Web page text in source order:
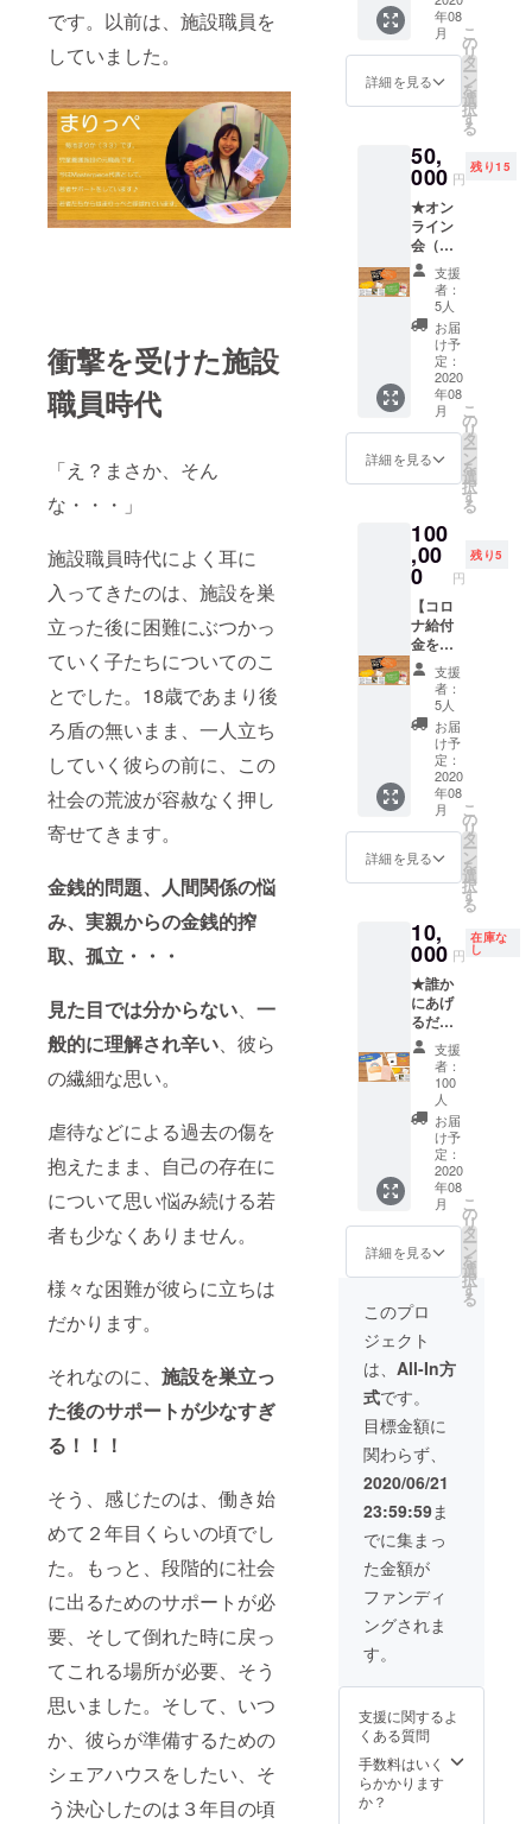
です。以前は、施設職員を
していました。
衝撃を受けた施設
職員時代
「え？まさか、そん
な・・・」
施設職員時代によく耳に
入ってきたのは、施設を巣
立った後に困難にぶつかっ
ていく子たちについてのこ
とでした。18歳であまり後
ろ盾の無いまま、一人立ち
していく彼らの前に、この
社会の荒波が容赦なく押し
寄せてきます。
金銭的問題、人間関係の悩
み、実親からの金銭的搾
取、孤立・・・
見た目では分からない、 一
般的に理解され辛い、彼ら
の繊細な思い。
虐待などによる過去の傷を
抱えたまま、自己の存在に
について思い悩み続ける若
者も少なくありません。
様々な困難が彼らに立ちは
だかります。
それなのに、 施設を巣立っ
た後のサポートが少なすぎ
る！！！
そう、感じたのは、働き始
めて２年目くらいの頃でし
た。もっと、段階的に社会
に出るためのサポートが必
要、そして倒れた時に戻っ
てこれる場所が必要、そう
思いました。そして、いつ
か、彼らが準備するための
シェアハウスをしたい、そ
う決心したのは３年目の頃
のコラ
ボクリ
アファ
イル１
い）
◇「僕
声」冊
子１冊
◇ 啓発
活動
「OUR
VOICE
」ス
テッ
カー１
枚 お届
け！ ※
備考欄
には
「若者
ジ」を
いただ
けると
です！
メール
をお送
りいた
しま
す。 ■
と
Master
pieceボ
ラン
ティア
スタッ
フ数人
と１時
間zoom
でお話
させて
いただ
きます
（８～
９月頃
でご都
合の良
ファイ
ル
（Mast
erpiece
オリジ
ナルク
リア
ファイ
ル ＆ 社
会課題
を広め
るアパ
レルブ
ランド
Public
Gate と
のコラ
ボクリ
つをお
届けい
す。 ■
施設や
里親家
庭で巣
立った
若者の
声を届
ける
「僕ら
の声」
冊子３
冊をお
届けい
す。
■「カナ
ポー
ト」１
冊をお
届けい
す。
■Maste
rpiece
ロゴ入
りオリ
ジナル
トート
バック
１つを
お届け
いたし
ます。
■Maste
ページ
の寄付
者欄に
お名前
を掲載
させて
年08
月
詳細を見る
こ
の
リ
タ
ー
ン
を
選
択
す
る
50,
000 円
残り15
★オン
ライン
会（１
時間）
＆
グッズ
お届け
コース
礼のお
手紙を
お送り
いたし
ます。
■代表ま
Master
pieceボ
ラン
ティア
スタッ
フ（２
～３名
予定）
と１時
間zoom
でお話
しをさ
せてい
ただき
ます。
（８～
９月頃
に実施
できる
整予
定） ■
クリア
ファイ
ル
（Mast
erpiece
オリジ
ナルク
リア
ファイ
ル ＆ 社
会課題
を広め
るアパ
レルブ
ランド
Public
Gate と
ボクリ
イル ）
各５枚
児童養
護施設
などを
巣立っ
た若者
に制作
した、
暮らす
子ども
や、巣
ことを
知って
もらう
ための
「僕ら
の声」
支援
者：
5人
お届
け予
定：
2020
年08
月
詳細を見る
こ
の
リ
タ
ー
ン
を
選
択
す
る
100
,00
0 円
残り5
【コロ
ナ給付
金を施
設を巣
立った
若者
へ！】
★コロ
ナ10万
給付金
を施設
を巣
立った
後のた
めに回
方のた
めのリ
ターン
セット
コース
です！
オンラ
イン会
（２時
間）
＆
グッズ
お届け
コース
です ★
■Maste
rpiece
まりっ
ティア
名と２
時間お
ていた
だきま
す！
（８～
９月頃
できる
よう日
整） ■
お礼の
をお送
す。 ■
クリア
ファイ
ル
（Mast
erpiece
支援
者：
5人
お届
け予
定：
2020
年08
月
詳細を見る
こ
の
リ
タ
ー
ン
を
選
択
す
る
10,
000 円
在庫な
し
★誰か
にあげ
るだけ
で社会
貢献★
啓発促
進セッ
トコー
ス★私
にでき
ること
は「伝
えるこ
と」★
一緒に
いて伝
とをお
手伝い
してく
ださる
方のた
めの
コース
です★
のお手
紙をお
送りい
たしま
す。 ◇
クリア
ファイ
erpiece
オリジ
ナルク
リア
ファイ
ル ＆ 社
支援
者：
100
人
お届
け予
定：
2020
年08
月
詳細を見る
こ
の
リ
タ
ー
ン
を
選
択
す
る
このプロ
ジェクト
は、 All-In方
式です。
目標金額に
関わらず、
2020/06/21
23:59:59ま
でに集まっ
た金額が
ファンディ
ングされま
す。
支援に関するよ
くある質問
手数料はいく
らかかります
か？